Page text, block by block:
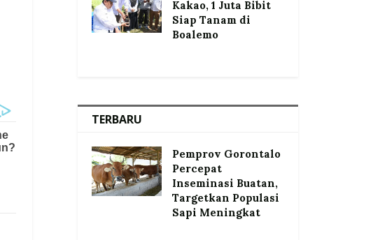
Kakao, 1 Juta Bibit
Siap Tanam di
Boalemo
TERBARU
Pemprov Gorontalo
Percepat
Inseminasi Buatan,
Targetkan Populasi
Sapi Meningkat